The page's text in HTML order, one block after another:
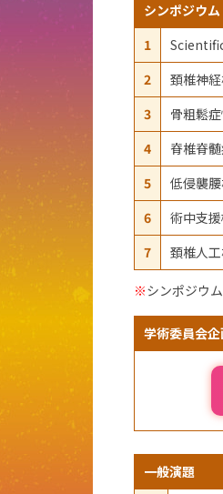
シンポジウム
1
2
頚椎神
3
骨粗鬆
4
脊椎脊
5
低侵襲
6
術中支
7
頚椎人
※シンポジウ
学術委員会
一般演題